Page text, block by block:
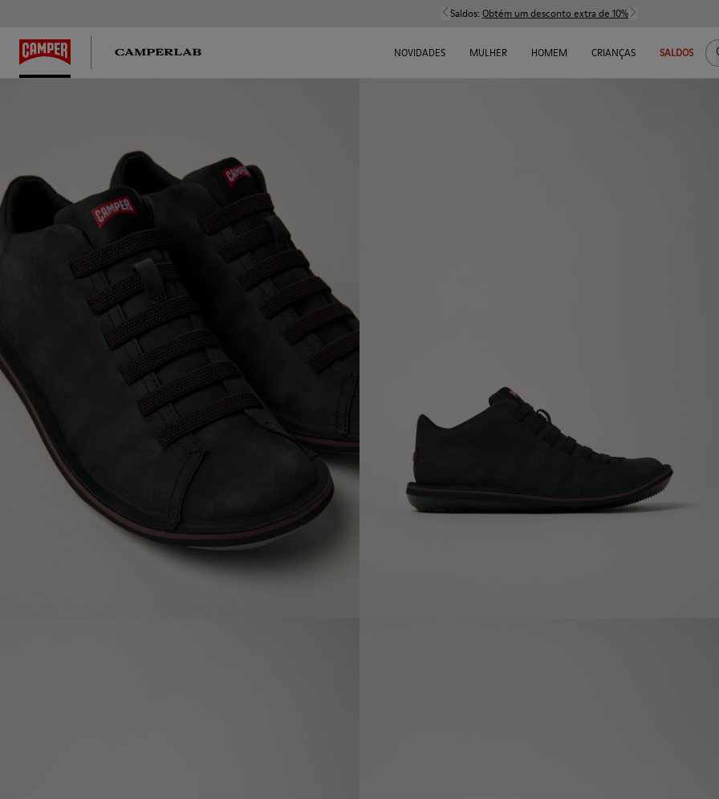
Saldos: Obtém um desconto extra de 10%
NOVIDADES MULHER HOMEM CRIANÇAS SALDOS